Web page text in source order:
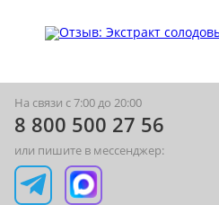
На связи с 7:00 до 20:00
8 800 500 27 56
или пишите в мессенджер: